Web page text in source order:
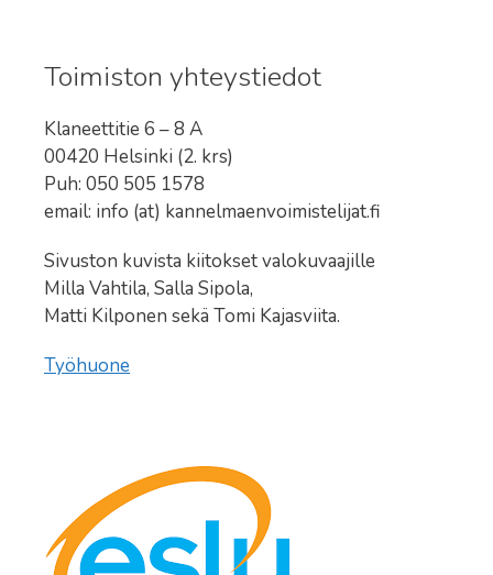
Toimiston yhteystiedot
Klaneettitie 6 – 8 A
00420 Helsinki (2. krs)
Puh: 050 505 1578
email: info (at) kannelmaenvoimistelijat.fi
Sivuston kuvista kiitokset valokuvaajille
Milla Vahtila, Salla Sipola,
Matti Kilponen sekä Tomi Kajasviita.
Työhuone